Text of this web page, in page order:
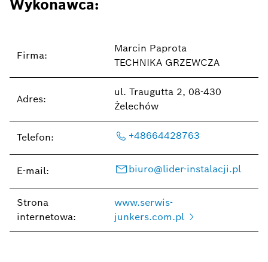
Wykonawca:
Firma:
Marcin Paprota
TECHNIKA GRZEWCZA
Adres:
ul. Traugutta 2, 08-430
Żelechów
Telefon: +48664428763
E-mail: biuro@lider-instalacji.pl
Strona
internetowa:
www.serwis-
junkers.com.pl